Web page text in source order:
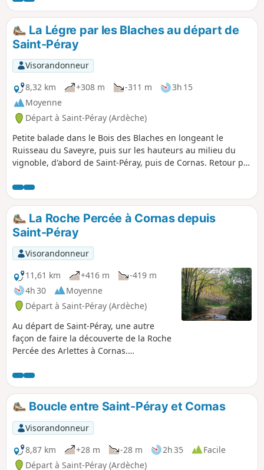
jusqu’au plateau ardéchois, où vous profiterez d’une vue
imprenable sur le Vercors et les Alpes avant de redescendre
à la découverte de cet étonnant géant.
La Légre par les Blaches au départ de
Saint-Péray
Visorandonneur
8,32 km
+308 m -311 m
3h 15
Moyenne
Départ à Saint-Péray (Ardèche)
Petite balade dans le Bois des Blaches en longeant le
Ruisseau du Saveyre, puis sur les hauteurs au milieu du
vignoble, d'abord de Saint-Péray, puis de Cornas. Retour par
travaux de la déviation de St Péray le retour entre les points
10 et 11 est impossible provisoirement, continuer le long de
la D 86 par la piste piétonne et cyclable pour rejoindre
directement le point 11.
La Roche Percée à Cornas depuis
Saint-Péray
Visorandonneur
11,61 km
+416 m
-419 m
4h 30
Moyenne
Départ à Saint-Péray (Ardèche)
Au départ de Saint-Péray, une autre
façon de faire la découverte de la Roche
Percée des Arlettes à Cornas.
panoramas sur le château de Crussol, la
vallée du Rhône, le Vercors, les Trois
Becs et jusqu'au Diois, avec, en plus, les
magnifiques vignobles de Saint-Péray et
de Cornas.
Boucle entre Saint-Péray et Cornas
Visorandonneur
8,87 km
+28 m -28 m 2h 35
Facile
Départ à Saint-Péray (Ardèche)